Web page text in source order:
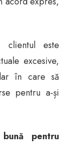
clientul este
excesive,
în care să
pentru a-și
pentru